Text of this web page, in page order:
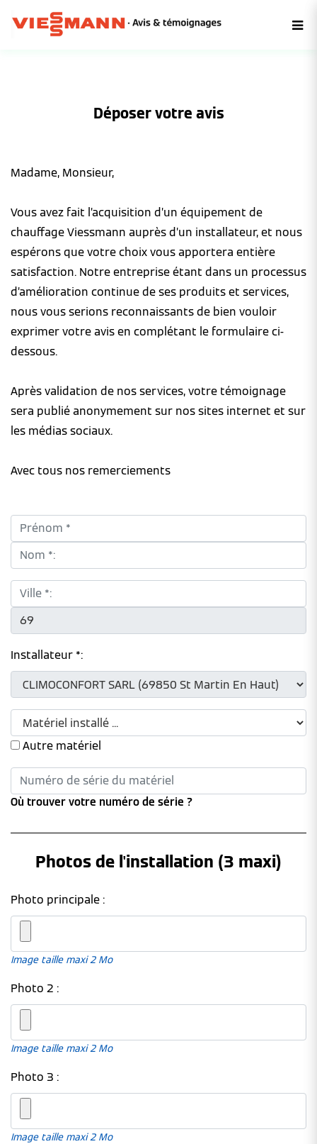
Déposer votre avis
Madame, Monsieur,
Vous avez fait l’acquisition d’un équipement de
chauffage Viessmann auprès d’un installateur, et nous
espérons que votre choix vous apportera entière
satisfaction. Notre entreprise étant dans un processus
d’amélioration continue de ses produits et services,
nous vous serions reconnaissants de bien vouloir
exprimer votre avis en complétant le formulaire ci-
dessous.
Après validation de nos services, votre témoignage
sera publié anonymement sur nos sites internet et sur
les médias sociaux.
Avec tous nos remerciements
Prénom *:
Nom *:
Ville *:
CP *:
Installateur *:
Autre matériel
Où trouver votre numéro de série ?
Photos de l'installation (3 maxi)
Photo principale :
Image taille maxi 2 Mo
Photo 2 :
Image taille maxi 2 Mo
Photo 3 :
Image taille maxi 2 Mo